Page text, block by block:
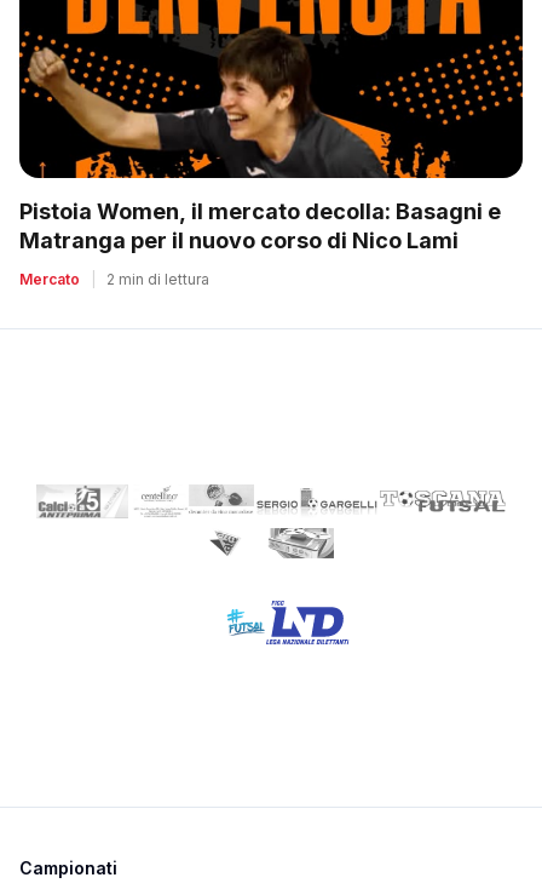
Pistoia Women, il mercato decolla: Basagni e
Matranga per il nuovo corso di Nico Lami
Mercato 2 min di lettura
Campionati